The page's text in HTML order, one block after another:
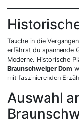
Tauche in die
erfährst du spannende
Moderne. Historische
Braunschweiger Dom
mit faszinierenden
Auswahl